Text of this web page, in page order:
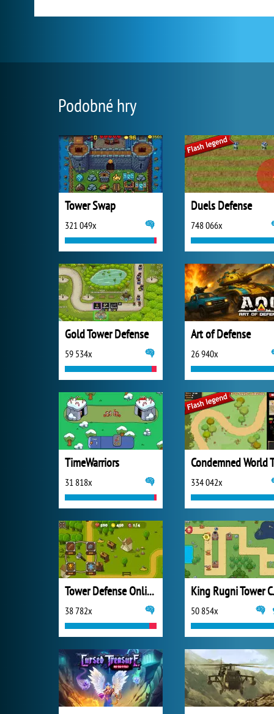
Podobné hry
Tower Swap
321 049x
Duels Defense
748 066x
Gold Tower Defense
59 534x
Art of Defense
26 940x
TimeWarriors
31 818x
Condemned World
334 042x
Tower Defense Online
38 782x
King
50 854x